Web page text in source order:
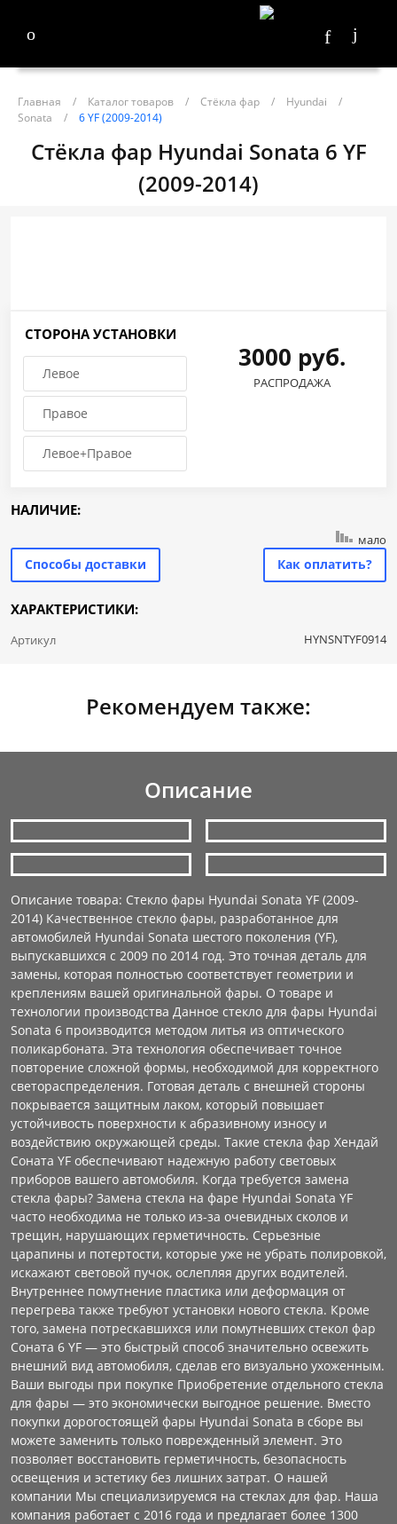
Главная / Каталог товаров / Стёкла фар / Hyundai
/
Sonata
/ 6 YF (2009-2014)
Стёкла фар Hyundai Sonata 6 YF
(2009-2014)
СТОРОНА УСТАНОВКИ
Левое
Правое
Левое+Правое
3000 руб.
РАСПРОДАЖА
НАЛИЧИЕ:
мало
Способы доставки Как оплатить?
ХАРАКТЕРИСТИКИ:
Артикул HYNSNTYF0914
Рекомендуем также:
Описание
Описание товара: Стекло фары Hyundai Sonata YF (2009-
2014) Качественное стекло фары, разработанное для
автомобилей Hyundai Sonata шестого поколения (YF),
выпускавшихся с 2009 по 2014 год. Это точная деталь для
замены, которая полностью соответствует геометрии и
креплениям вашей оригинальной фары. О товаре и
технологии производства Данное стекло для фары Hyundai
Sonata 6 производится методом литья из оптического
поликарбоната. Эта технология обеспечивает точное
повторение сложной формы, необходимой для корректного
светораспределения. Готовая деталь с внешней стороны
покрывается защитным лаком, который повышает
устойчивость поверхности к абразивному износу и
воздействию окружающей среды. Такие стекла фар Хендай
Соната YF обеспечивают надежную работу световых
приборов вашего автомобиля. Когда требуется замена
стекла фары? Замена стекла на фаре Hyundai Sonata YF
часто необходима не только из-за очевидных сколов и
трещин, нарушающих герметичность. Серьезные
царапины и потертости, которые уже не убрать полировкой,
искажают световой пучок, ослепляя других водителей.
Внутреннее помутнение пластика или деформация от
перегрева также требуют установки нового стекла. Кроме
того, замена потрескавшихся или помутневших стекол фар
Соната 6 YF — это быстрый способ значительно освежить
внешний вид автомобиля, сделав его визуально ухоженным.
Ваши выгоды при покупке Приобретение отдельного стекла
для фары — это экономически выгодное решение. Вместо
покупки дорогостоящей фары Hyundai Sonata в сборе вы
можете заменить только поврежденный элемент. Это
позволяет восстановить герметичность, безопасность
освещения и эстетику без лишних затрат. О нашей
компании Мы специализируемся на стеклах для фар. Наша
компания работает с 2016 года и предлагает более 1300